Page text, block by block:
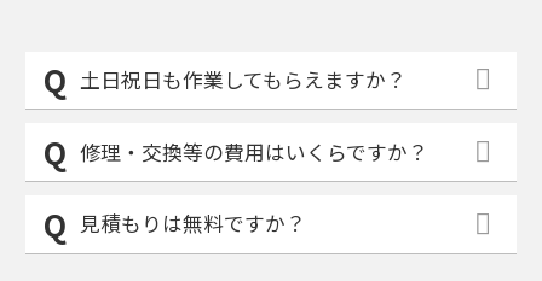
土日祝日も作業してもらえますか？
修理・交換等の費用はいくらですか？
見積もりは無料ですか？